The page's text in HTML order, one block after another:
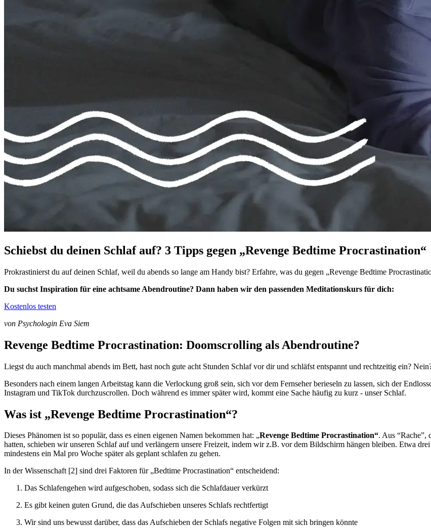
Schiebst du deinen Schlaf auf? 3 Tipps gegen „Revenge Bedtime Procrastination“
Prokrastinierst du auf deinen Schlaf, weil du abends so lange am Handy bist? Erfahre, was du gegen „Revenge Bedtime
Du suchst Inspiration für eine achtsame Abendroutine? Dann haben wir den passenden Meditationskurs für dich:
Kostenlos testen
von Psychologin Eva Siem
Revenge Bedtime Procrastination: Doomscrolling als Abendroutine?
Liegst du auch manchmal abends im Bett, hast noch gute acht Stunden Schlaf vor dir und schläfst entspannt und rechtzeitig ein?
Besonders nach einem langen Arbeitstag kann die Verlockung groß sein, sich vor dem Fernseher berieseln zu lassen, sich der
Instagram und TikTok durchzuscrollen. Doch während es immer später wird, kommt eine Sache häufig zu kurz - unser Schlaf.
Was ist „Revenge Bedtime Procrastination“?
Dieses Phänomen ist so populär, dass es einen eigenen Namen bekommen hat: „Revenge Bedtime Procrastination“. Aus “Rache”,
hatten, schieben wir unseren Schlaf auf und verlängern unsere Freizeit, indem wir z.B. vor dem Bildschirm hängen bleiben. Etwa
mindestens ein Mal pro Woche später als geplant schlafen zu gehen.
In der Wissenschaft [2] sind drei Faktoren für „Bedtime Procrastination“ entscheidend:
Das Schlafengehen wird aufgeschoben, sodass sich die Schlafdauer verkürzt
Es gibt keinen guten Grund, die das Aufschieben unseres Schlafs rechtfertigt
Wir sind uns bewusst darüber, dass das Aufschieben der Schlafs negative Folgen mit sich bringen könnte